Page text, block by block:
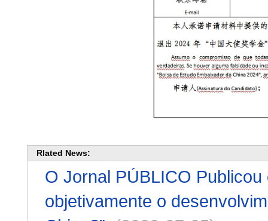
Rlated News:
O Jornal PÚBLICO
objetivamente o